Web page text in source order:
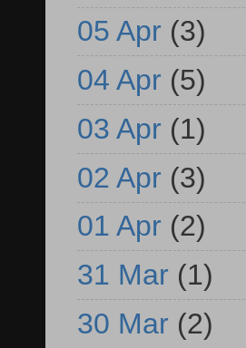
05 Apr (3)
04 Apr (5)
03 Apr (1)
02 Apr (3)
01 Apr (2)
31 Mar (1)
30 Mar (2)